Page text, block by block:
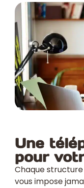
Une
pour
Chaque
vous impose